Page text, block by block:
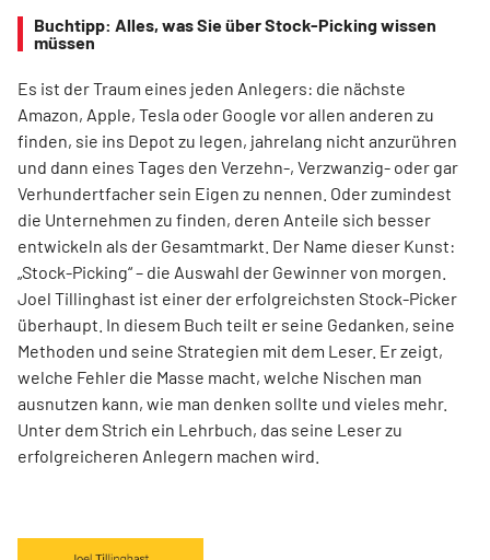
Buchtipp: Alles, was Sie über Stock-Picking wissen
müssen
Es ist der Traum eines jeden Anlegers: die nächste
Amazon, Apple, Tesla oder Google vor allen anderen zu
finden, sie ins Depot zu legen, jahrelang nicht anzurühren
und dann eines Tages den Verzehn-, Verzwanzig- oder gar
Verhundertfacher sein Eigen zu nennen. Oder zumindest
die Unternehmen zu finden, deren Anteile sich besser
entwickeln als der Gesamtmarkt. Der Name dieser Kunst:
„Stock-Picking“ – die Auswahl der Gewinner von morgen.
Joel Tillinghast ist einer der erfolgreichsten Stock-Picker
überhaupt. In diesem Buch teilt er seine Gedanken, seine
Methoden und seine Strategien mit dem Leser. Er zeigt,
welche Fehler die Masse macht, welche Nischen man
ausnutzen kann, wie man denken sollte und vieles mehr.
Unter dem Strich ein Lehrbuch, das seine Leser zu
erfolgreicheren Anlegern machen wird.